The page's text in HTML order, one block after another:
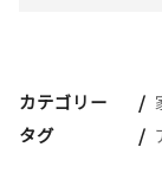
カテゴリー
タグ